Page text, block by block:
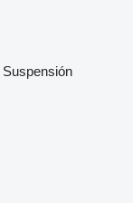
Suspensión